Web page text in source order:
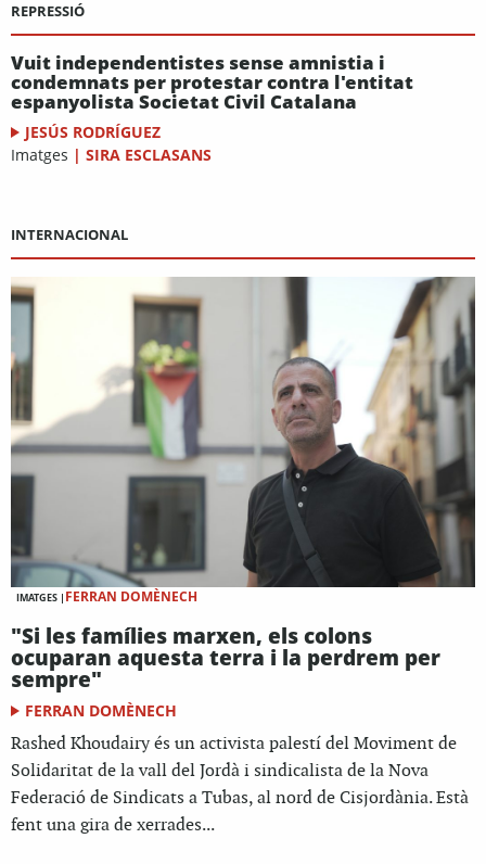
REPRESSIÓ
Vuit independentistes sense amnistia i
condemnats per protestar contra l'entitat
espanyolista Societat Civil Catalana
JESÚS RODRÍGUEZ
Imatges | SIRA ESCLASANS
INTERNACIONAL
IMATGES | FERRAN DOMÈNECH
"Si les famílies marxen, els colons
ocuparan aquesta terra i la perdrem per
sempre"
FERRAN DOMÈNECH
Rashed Khoudairy és un activista palestí del Moviment de
Solidaritat de la vall del Jordà i sindicalista de la Nova
Federació de Sindicats a Tubas, al nord de Cisjordània. Està
fent una gira de xerrades...